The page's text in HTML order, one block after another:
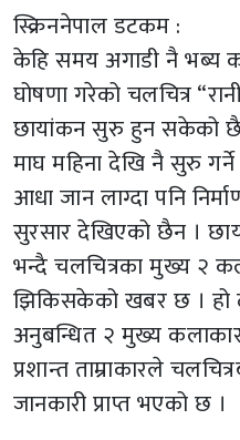
स्क्रिननेपाल डटकम :
केहि समय अगाडी नै भब्य
घोषणा गरेको चलचित्र
छायांकन सुरु हुन सकेको
माघ महिना देखि नै सुरु
आधा जान लाग्दा पनि
सुरसार देखिएको छैन ।
भन्दै चलचित्रका मुख्य २
झिकिसकेको खबर छ । हो
अनुबन्धित २ मुख्य कलाकार
प्रशान्त ताम्राकारले
जानकारी प्राप्त भएको छ ।